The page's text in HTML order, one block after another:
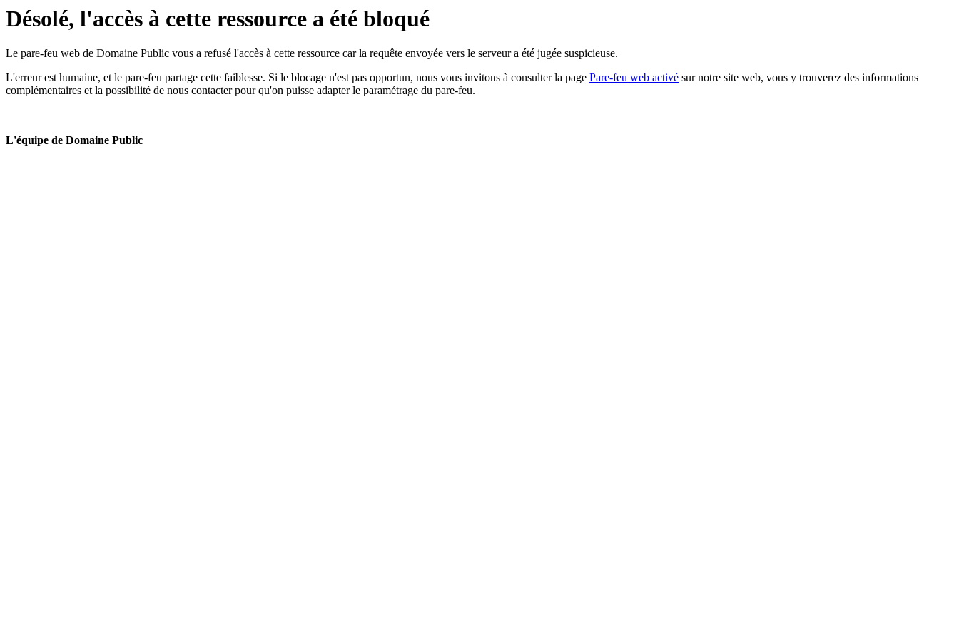
Désolé, l'accès à cette ressource a été bloqué
Le pare-feu web de Domaine Public vous a refusé l'accès à cette ressource car la requête envoyée vers le serveur a été jugée suspicieuse.
L'erreur est humaine, et le pare-feu partage cette faiblesse. Si le blocage n'est pas opportun, nous vous invitons à consulter la page Pare-feu web activé sur notre site web, vous y trouverez des informations
complémentaires et la possibilité de nous contacter pour qu'on puisse adapter le paramétrage du pare-feu.
L'équipe de Domaine Public